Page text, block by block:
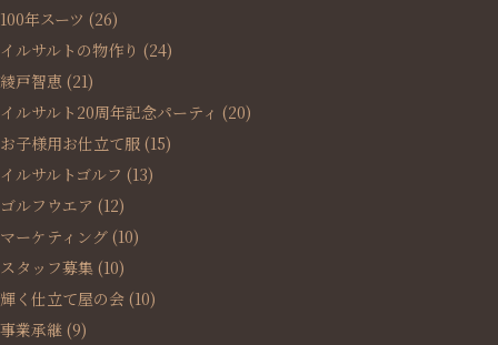
100年スーツ (26)
イルサルトの物作り (24)
綾戸智恵 (21)
イルサルト20周年記念パーティ (20)
お子様用お仕立て服 (15)
イルサルトゴルフ (13)
ゴルフウエア (12)
マーケティング (10)
スタッフ募集 (10)
輝く仕立て屋の会 (10)
事業承継 (9)